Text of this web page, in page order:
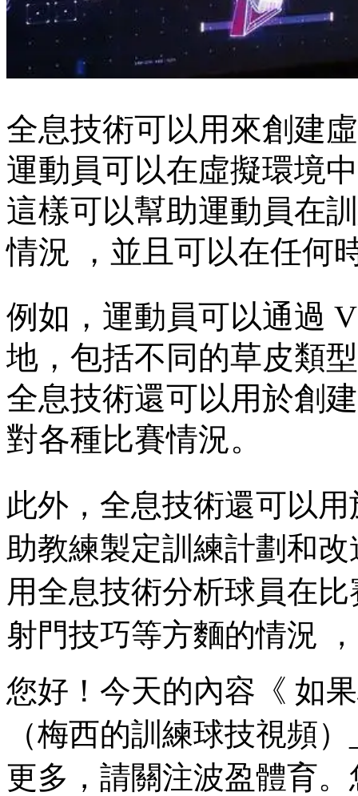
全息技術可以用來創建虛
運動員可以在虛擬環境中模
這樣可以幫助運動員在
情況 ，並且可以在任何時
例如，運動員可以通
地，包括不同的草皮類型
全息技術還可以用於創建
對各種比賽情況。
此外 ，全息技術還可以
助教練製定訓練計劃和改進
用全息技術分析球員在比
射門技巧等方麵的情況
您好！今天的內容《
（梅西的訓練球技視頻）_
更多 ，請關注波盈體育